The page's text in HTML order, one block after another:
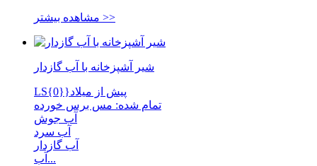
مشاهده بیشتر >>
شیر آشپزخانه با آب گازدار
LS{0}}پیش از میلاد
تمام شده: مس برس خورده
آب جوش
آب سرد
آب گازدار
آب...